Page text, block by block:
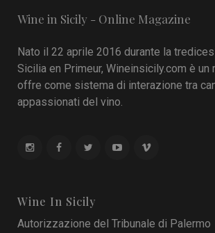
Wine in Sicily - Online Magazine
Nato il 22 aprile 2016 durante la
Sicilia en Primeur, Wineinsicily.com è un
offre come sistema di interazione tra
appassionati del vino.
Wine In Sicily
Autorizzazione del Tribunale di Palermo